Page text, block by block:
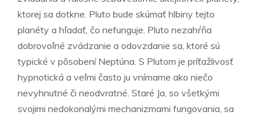
ktorej sa dotkne. Pluto bude skúmať hlbiny tejto
planéty a hľadať, čo nefunguje. Pluto nezahŕňa
dobrovoľné zvádzanie a odovzdanie sa, ktoré sú
typické v pôsobení Neptúna. S Plutom je príťažlivosť
hypnotická a veľmi často ju vnímame ako niečo
nevyhnutné či neodvratné. Staré Ja, so všetkými
svojimi nedokonalými mechanizmami fungovania, sa